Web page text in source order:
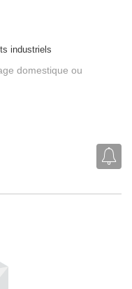
industriels
domestique ou